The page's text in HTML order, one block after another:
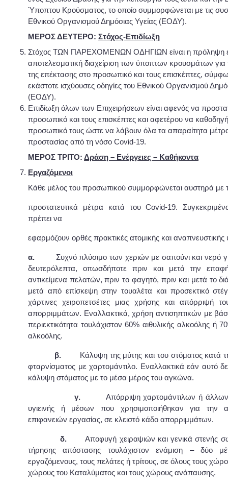
Ύποπτου Κρούσματος, το οποίο συμμορφώνεται με τις
Εθνικού Οργανισμού Δημόσιας Υγείας (ΕΟΔΥ).
ΜΕΡΟΣ ΔΕΥΤΕΡΟ: Στόχος-Επιδίωξη
Στόχος ΤΩΝ ΠΑΡΕΧΟΜΕΝΩΝ ΟΔΗΓΙΩΝ είναι η πρόληψη
αποτελεσματική διαχείριση των ύποπτων κρουσμάτων για
της επέκτασης στο προσωπικό και τους επισκέπτες,
εκάστοτε ισχύουσες οδηγίες του Εθνικού Οργανισμού
(ΕΟΔΥ).
Επιδίωξη όλων των Επιχειρήσεων είναι αφενός να
προσωπικό και τους επισκέπτες και αφετέρου να
προσωπικό τους ώστε να λάβουν όλα τα απαραίτητα
προστασίας από τη νόσο Covid-19.
ΜΕΡΟΣ ΤΡΙΤΟ: Δράση – Ενέργειες – Καθήκοντα
Εργαζόμενοι
Κάθε μέλος του προσωπικού συμμορφώνεται αυστηρά με
προστατευτικά μέτρα κατά του Covid-19.
πρέπει να
εφαρμόζουν ορθές πρακτικές ατομικής και αναπνευστικής
α. Συχνό πλύσιμο των χεριών με σαπούνι και νερό
δευτερόλεπτα, οπωσδήποτε πριν και μετά την
αντικείμενα πελατών, πριν το φαγητό, πριν και μετά το
μετά από επίσκεψη στην τουαλέτα και προσεκτικό
χάρτινες χειροπετσέτες μιας χρήσης και απόρριψή
απορριμμάτων. Εναλλακτικά, χρήση αντισηπτικών με
περιεκτικότητα τουλάχιστον 60% αιθυλικής αλκοόλης ή
αλκοόλης.
β.Κάλυψη της μύτης και του στόματος κατά τη
φταρνίσματος με χαρτομάντιλο. Εναλλακτικά εάν αυτό
κάλυψη στόματος με το μέσα μέρος του αγκώνα.
γ.Απόρριψη χαρτομάντιλων ή άλλων
υγιεινής ή μέσων που χρησιμοποιήθηκαν για την
επιφανειών εργασίας, σε κλειστό κάδο απορριμμάτων.
δ. Αποφυγή χειραψιών και γενικά στενής
τήρησης απόστασης τουλάχιστον ενάμιση – δύο
εργαζόμενους, τους πελάτες ή τρίτους, σε όλους τους
χώρους του Καταλύματος και τους χώρους ανάπαυσης.